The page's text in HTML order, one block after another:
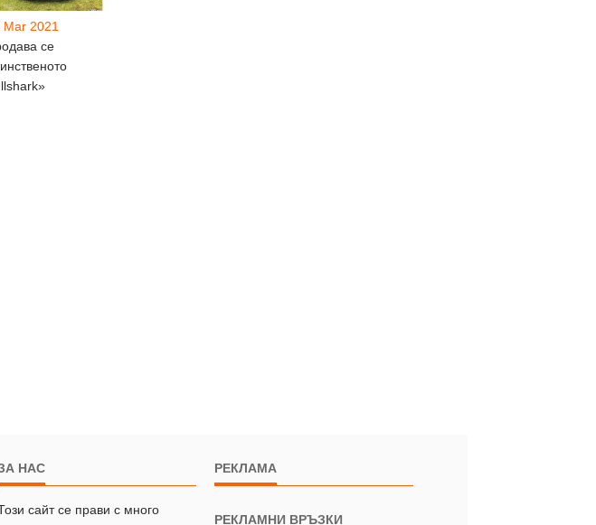
Mar 2021
се
НАС
сайт се прави с много
РЕКЛАМА
РЕКЛАМНИ ВРЪЗКИ